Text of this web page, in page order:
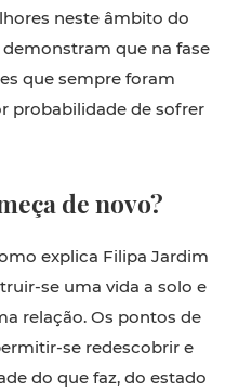
neste âmbito do
demonstram que na fase
que sempre foram
probabilidade de sofrer
de novo?
explica Filipa Jardim
se uma vida a solo e
relação. Os pontos de
se redescobrir e
do que faz, do estado